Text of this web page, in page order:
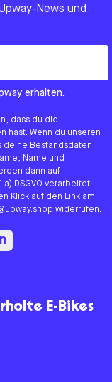
News und
erhalten.
dass du die
hast. Wenn du unseren
deine Bestandsdaten
Name und
dann auf
DSGVO verarbeitet.
Klick auf den Link am
widerrufen.
E-Bikes